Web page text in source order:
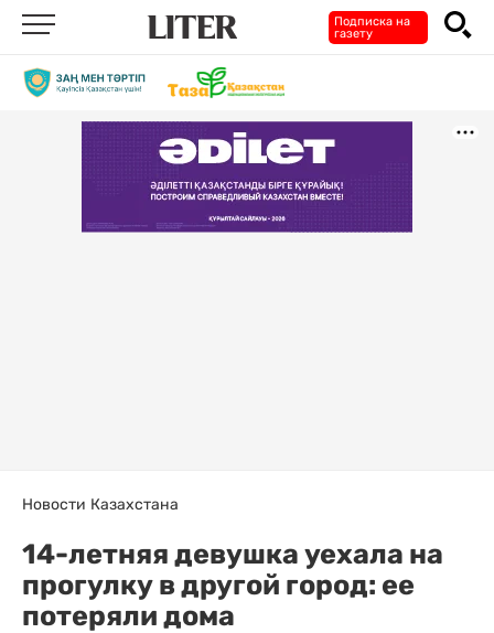
Подписка на
газету
Новости Казахстана
14-летняя девушка уехала на
прогулку в другой город: ее
потеряли дома